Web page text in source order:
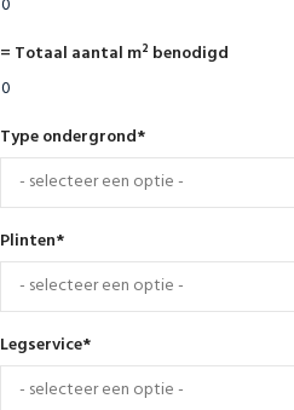
= Totaal aantal m² benodigd
Type ondergrond*
Plinten*
Legservice*